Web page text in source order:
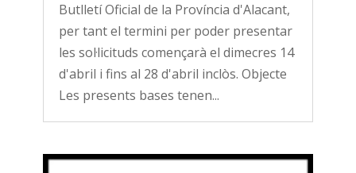
Butlletí Oficial de la Província d'Alacant,
per tant el termini per poder presentar
les sol·licituds començarà el dimecres 14
d'abril i fins al 28 d'abril inclòs. Objecte
Les presents bases tenen...